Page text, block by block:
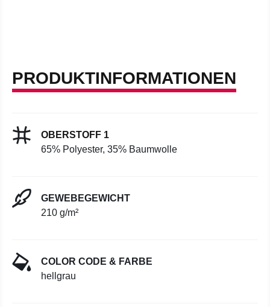
PRODUKTINFORMATIONEN
OBERSTOFF 1
65% Polyester, 35% Baumwolle
GEWEBEGEWICHT
210 g/m²
COLOR CODE & FARBE
hellgrau